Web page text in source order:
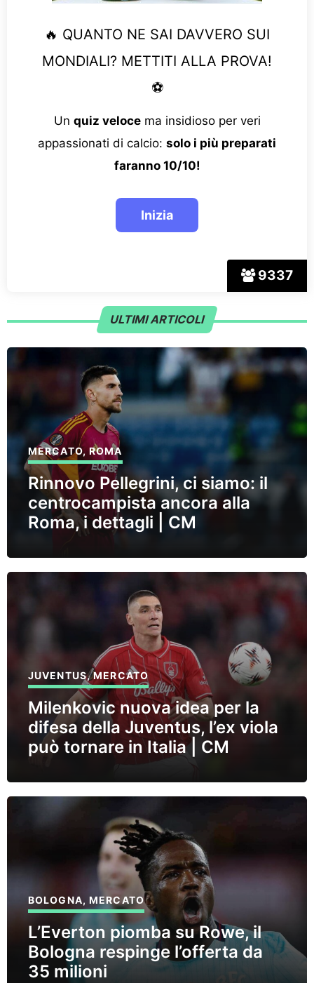
9337
🔥 QUANTO NE SAI DAVVERO SUI
MONDIALI? METTITI ALLA PROVA!
⚽
Un quiz velocema insidioso per veri
appassionati di calcio: solo i più preparati
faranno 10/10!
ULTIMI ARTICOLI
MERCATO,ROMA
Rinnovo Pellegrini, ci siamo: il
centrocampista ancora alla
Roma, i dettagli | CM
JUVENTUS,MERCATO
Milenkovic nuova idea per la
difesa della Juventus, l’ex viola
può tornare in Italia | CM
BOLOGNA, MERCATO
L’Everton piomba su Rowe, il
Bologna respinge l’offerta da
35 milioni